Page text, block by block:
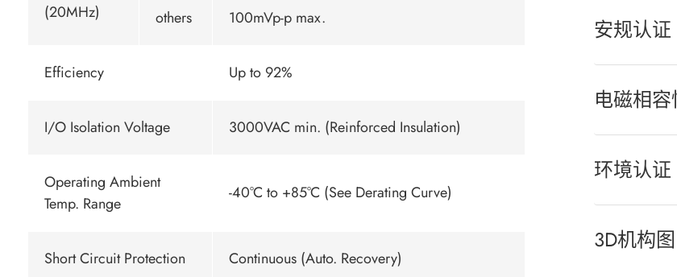
(20MHz)
others 100mVp-p max.
Efficiency Up to 92%
I/O Isolation Voltage 3000VAC min. (Reinforced Insulation)
Operating Ambient
Temp. Range
-40°C to +85°C (See Derating Curve)
Short Circuit Protection Continuous (Auto. Recovery)
安规认证
电磁相
环境认证
3D机构图